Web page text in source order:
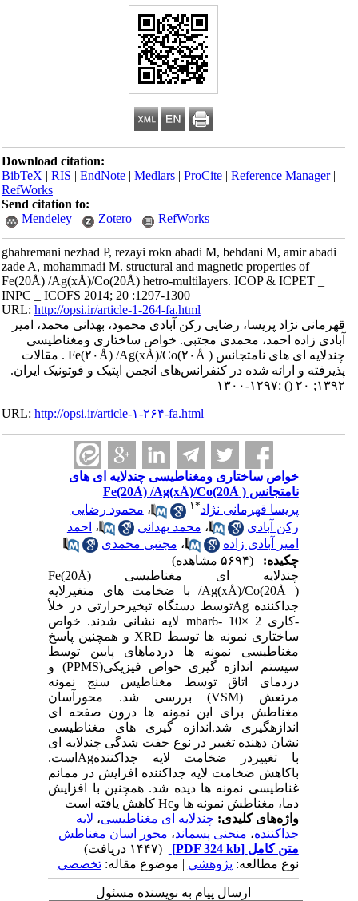
Download citation:
BibTeX|RIS|EndNote|Medlars|ProCite|Reference Manager
RefWorks
Send citation to:
Mendeley
Zotero RefWorks
ghahremani nezhad P, rezayi rokn abadi M, behdani M, amir abadi
zade A, mohammadi M. structural and magnetic properties of
Fe(20Å) /Ag(xÅ)/Co(20Å) hetro-multilayers. ICOP & ICPET _
INPC _ ICOFS 2014; 20 :1297-1300
URL:http://opsi.ir/article-1-264-fa.html
قهرمانی نژاد پریسا، رضایی رکن آبادی محمود، بهدانی محمد، امیر
آبادی زاده احمد، محمدی مجتبی. خواص ساختاری ومغناطیسی
چندلایه ای های نامتجانس ( Fe(۲۰Å) /Ag(xÅ)/Co(۲۰Å . مقالات
پذیرفته و ارائه شده در کنفرانس‌های انجمن اپتیک و فوتونیک ایران.
۱۳۹۲; ۲۰
() :۱۲۹۷-۱۳۰۰
URL:http://opsi.ir/article-۱-۲۶۴-fa.html
خواص ساختاری ومغناطیسی چندلایه ای های
نامتجانس ( Fe(20Å) /Ag(xÅ)/Co(20Å
پریسا قهرمانی نژاد *۱ ،محمود رضایی
رکن آبادی
،محمد بهدانی ،احمد
امیر آبادی زاده
،مجتبی محمدی
چکیده:
چندلایه ای مغناطیسی Fe(20Å)
/Ag(xÅ)/Co(20Å ) با ضخامت های متغیرلایه
جداکننده Agتوسط دستگاه تبخیرحرارتی در خلأ
-کاری mbar6- 10× 2 لایه نشانی شدند. خواص
ساختاری نمونه ها توسط XRD و همچنین پاسخ
مغناطیسی نمونه ها دردماهای پایین توسط
سیستم اندازه گیری خواص فیزیکی(PPMS) و
دردمای اتاق توسط مغناطیس سنج نمونه
مرتعش (VSM) بررسی شد. محورآسان
مغناطش برای این نمونه ها درون صفحه ای
اندازهگیری شد.اندازه گیری های مغناطیسی
نشان دهنده تغییر در نوع جفت شدگی چندلایه ای
با تغییردر ضخامت لایه جداکنندهAgاست.
باکاهش ضخامت لایه جداکننده افزایش در ممانم
غناطیسی نمونه ها دیده شد. همچنین با افزایش
دما، مغناطش نمونه ها وHc کاهش یافته است
واژه‌های کلیدی:چندلایه ای مغناطیسی،لایه
جداکننده،منحنی پسماند،محور اسان مغناطش
متن کامل[PDF 324 kb]
نوع مطالعه:پژوهشي| موضوع مقاله:تخصصی
ارسال پیام به نویسنده مسئول